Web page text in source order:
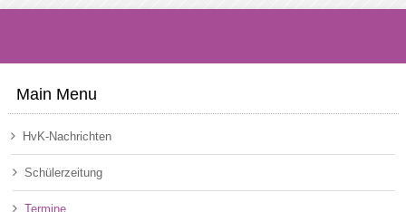
Main Menu
HvK-Nachrichten
Schülerzeitung
Termine